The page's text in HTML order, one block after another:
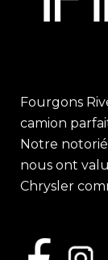
Fourgons
camion
Notre
nous ont
Chrysler